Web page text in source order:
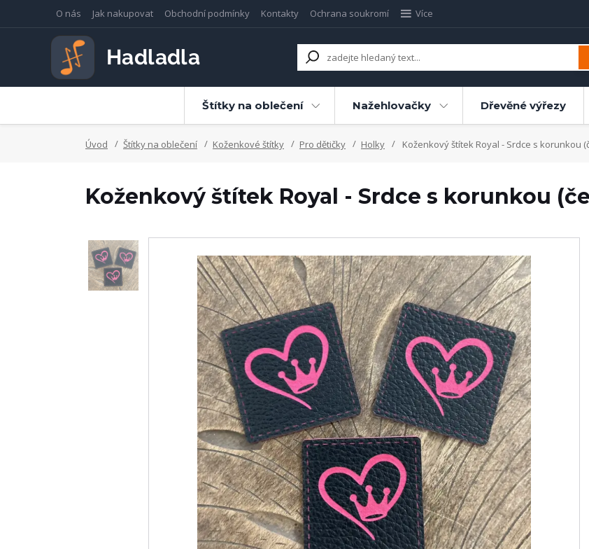
O nás Jak nakupovat Obchodní podmínky Kontakty Ochrana soukromí Více
Štítky na oblečení Nažehlovačky Dřevěné výřezy
Úvod Štítky na oblečení Koženkové štítky Pro dětičky Holky Koženkový štítek Royal - Srdce s korunkou
Koženkový štítek Royal - Srdce s korunkou